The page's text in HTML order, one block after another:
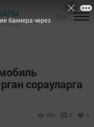
районы
сорауларга
563 0 0
баннера через